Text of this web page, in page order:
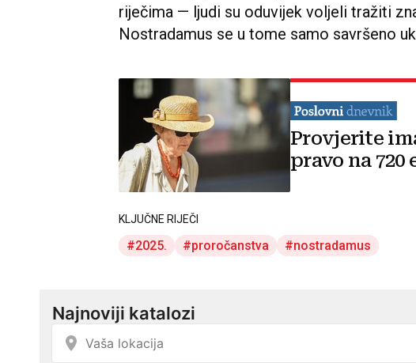
riječima — ljudi su oduvijek voljeli tražiti
Nostradamus se u tome samo savršeno
Provjerite
pravo na 720
KLJUČNE RIJEČI
2025. proročanstva nostradamus